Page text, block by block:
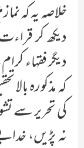
خلاصہ یہ کہ
دیکھ کر
دیگر فقہاء
کہ مذکورہ
کی تحریر سے
نہ پڑیں،